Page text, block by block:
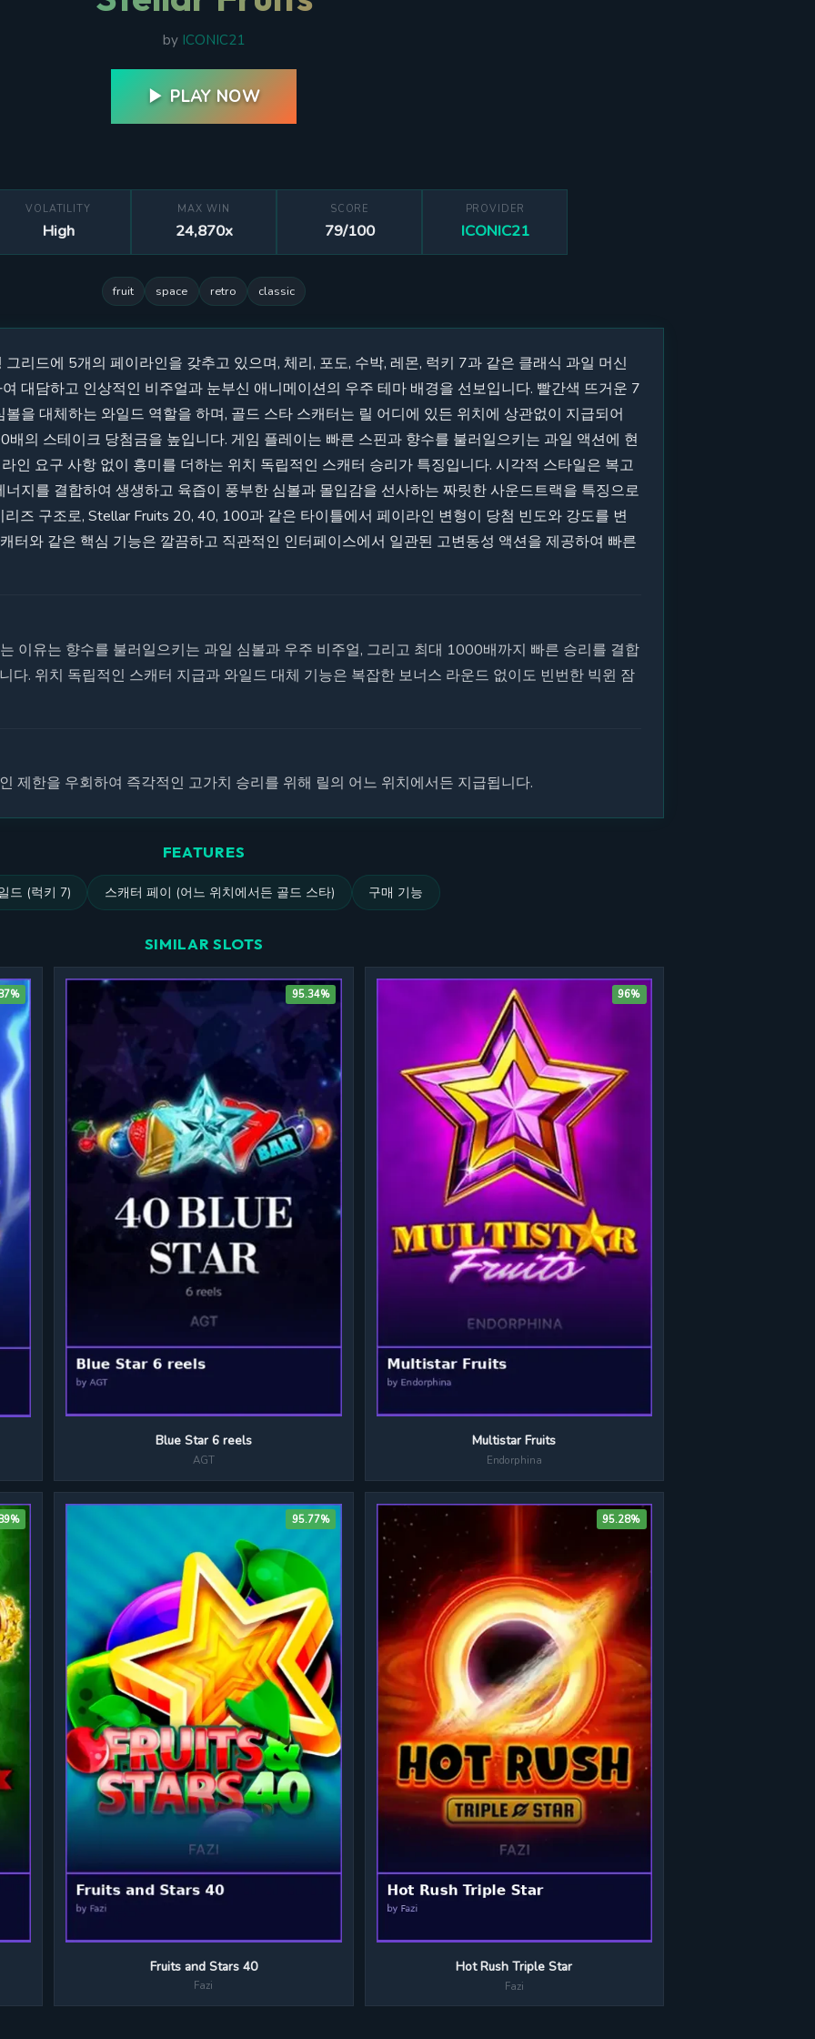
by ICONIC21
▶ PLAY NOW
VOLATILITY
High
MAX WIN
24,870x
SCORE
79/100
PROVIDER
ICONIC21
fruit space retro classic
그리드에 5개의 페이라인을 갖추고 있으며, 체리, 포도, 수박, 레몬, 럭키 7과 같은 클래식 과일 머신
대담하고 인상적인 비주얼과 눈부신 애니메이션의 우주 테마 배경을 선보입니다. 빨간색 뜨거운 7
을 대체하는 와일드 역할을 하며, 골드 스타 스캐터는 릴 어디에 있든 위치에 상관없이 지급되어
의 스테이크 당첨금을 높입니다. 게임 플레이는 빠른 스핀과 향수를 불러일으키는 과일 액션에 현
인 요구 사항 없이 흥미를 더하는 위치 독립적인 스캐터 승리가 특징입니다. 시각적 스타일은 복고
지를 결합하여 생생하고 육즙이 풍부한 심볼과 몰입감을 선사하는 짜릿한 사운드트랙을 특징으로
즈 구조로, Stellar Fruits 20, 40, 100과 같은 타이틀에서 페이라인 변형이 당첨 빈도와 강도를 변
터와 같은 핵심 기능은 깔끔하고 직관적인 인터페이스에서 일관된 고변동성 액션을 제공하여 빠른
이유는 향수를 불러일으키는 과일 심볼과 우주 비주얼, 그리고 최대 1000배까지 빠른 승리를 결합
다. 위치 독립적인 스캐터 지급과 와일드 대체 기능은 복잡한 보너스 라운드 없이도 빈번한 빅윈 잠
제한을 우회하여 즉각적인 고가치 승리를 위해 릴의 어느 위치에서든 지급됩니다.
FEATURES
드 (럭키 7) 스캐터 페이 (어느 위치에서든 골드 스타) 구매 기능
SIMILAR SLOTS
95.34%
Blue Star 6 reels
AGT
96%
Multistar Fruits
Endorphina
95.77%
Fruits and Stars 40
Fazi
95.28%
Hot Rush Triple Star
Fazi